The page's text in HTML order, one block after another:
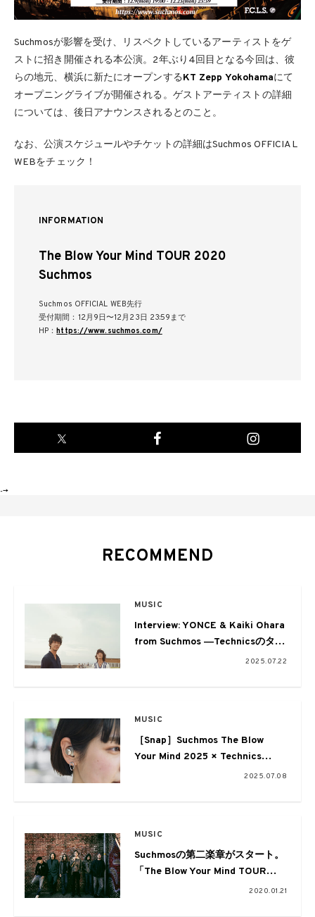
Suchmosが影響を受け、リスペクトしているアーティストをゲ
ストに招き開催される本公演。2年ぶり4回目となる今回は、彼
らの地元、横浜に新たにオープンするKT Zepp Yokohamaにて
オープニングライブが開催される。ゲストアーティストの詳細
については、後日アナウンスされるとのこと。
なお、公演スケジュールやチケットの詳細はSuchmos OFFICIAL
WEBをチェック！
INFORMATION
The Blow Your Mind TOUR 2020
Suchmos
Suchmos OFFICIAL WEB先行
受付期間：12月9日〜12月23日 23:59まで
HP：https://www.suchmos.com/
-->
RECOMMEND
MUSIC
Interview: YONCE & Kaiki Ohara
from Suchmos ―Technicsのター
ンテーブルとレコードと音楽の話
2025.07.22
MUSIC
［Snap］Suchmos The Blow
Your Mind 2025 × Technics
2025.07.08
MUSIC
Suchmosの第二楽章がスタート。
「The Blow Your Mind TOUR
2020」にMr.Childrenやハナレグ
2020.01.21